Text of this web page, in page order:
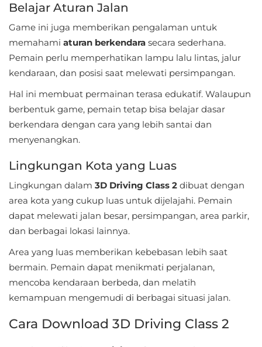
News
&
Magazines
Parenting
Personalisasi
Personalization
Shopping
Social
Sport
Sports
Belajar Aturan Jalan
Game ini juga memberikan pengalaman untuk
memahami aturan berkendara secara sederhana.
Pemain perlu memperhatikan lampu lalu lintas, jalur
kendaraan, dan posisi saat melewati persimpangan.
Hal ini membuat permainan terasa edukatif. Walaupun
berbentuk game, pemain tetap bisa belajar dasar
berkendara dengan cara yang lebih santai dan
menyenangkan.
Lingkungan Kota yang Luas
Lingkungan dalam 3D Driving Class 2 dibuat dengan
area kota yang cukup luas untuk dijelajahi. Pemain
dapat melewati jalan besar, persimpangan, area parkir,
dan berbagai lokasi lainnya.
Area yang luas memberikan kebebasan lebih saat
bermain. Pemain dapat menikmati perjalanan,
mencoba kendaraan berbeda, dan melatih
kemampuan mengemudi di berbagai situasi jalan.
Cara Download 3D Driving Class 2